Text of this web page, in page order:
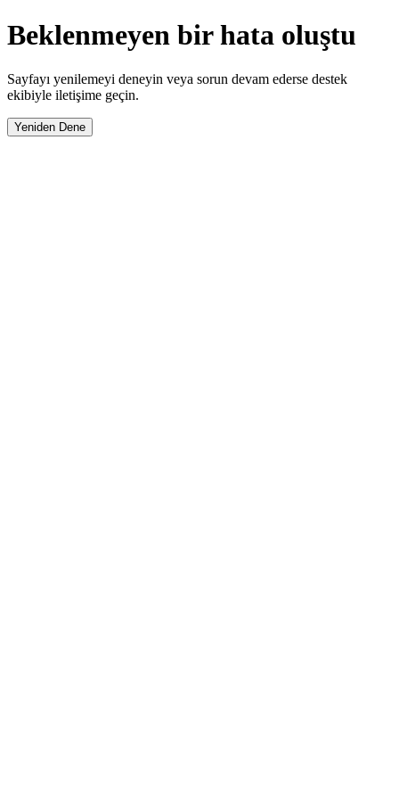
Beklenmeyen bir hata oluştu
Sayfayı yenilemeyi deneyin veya sorun devam ederse destek
ekibiyle iletişime geçin.
Yeniden Dene